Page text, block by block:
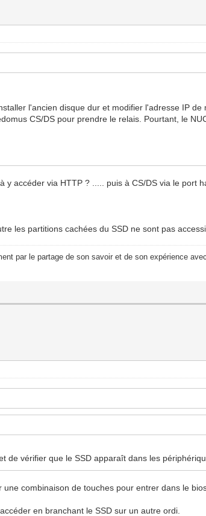
l'ancien disque dur et modifier l'adresse IP
CS/DS pour prendre le relais. Pourtant, le
y accéder via HTTP ? ..... puis à CS/DS via le port
les partitions cachées du SSD ne sont pas
par le partage de son savoir et de son expérience
vérifier que le SSD apparaît dans les
combinaison de touches pour entrer dans le
en branchant le SSD sur un autre ordi.